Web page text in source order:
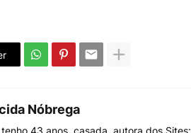
Nóbrega